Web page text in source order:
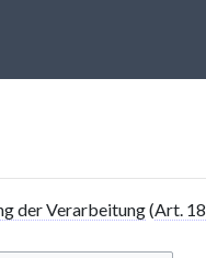
der Verarbeitung(Art. 18